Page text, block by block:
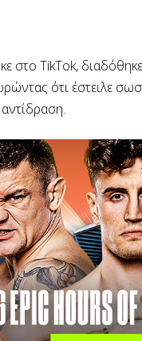
στο TikTok,
ότι έστειλε